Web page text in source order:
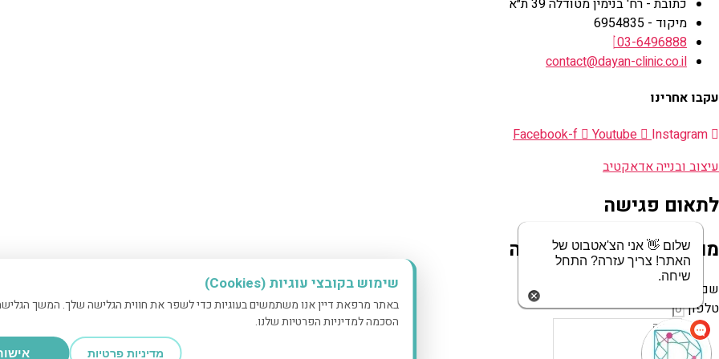
כתובת - רח' בנימין מטודלה 39 ת״א
מיקוד - 6954835
03-6496888
contact@dayan-clinic.co.il
עקבו אחרינו
Facebook-f
Youtube
Instagram
עיצוב ובנייה אדאקטיב
שימוש בקובצי עוגיות (Cookies)
באתר מרפאת דיין אנו משתמשים בעוגיות כדי לשפר את חווית הגלישה שלך. המשך
הסכמה למדיניות הפרטיות שלנו.
מדיניות פרטיות
לתאום פגישה
מוזמנים לשלוח לנו הודעה
שם
טלפון
שלום 👋 אני הצ'אטבוט של
האתר! צריך עזרה? התחל
שיחה.